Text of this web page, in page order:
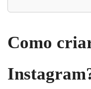
Como